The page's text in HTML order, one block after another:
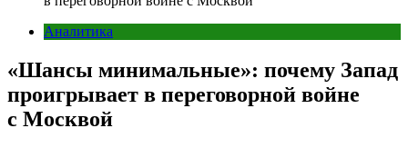
Аналитика
«Шансы минимальные»: почему Запад
проигрывает в переговорной войне
с Москвой